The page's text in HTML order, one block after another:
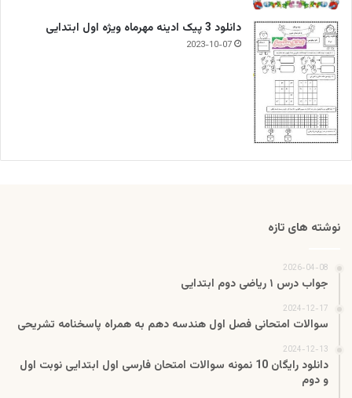
دانلود 3 پیک ادینه مهرماه ویژه اول ابتدایی
2023-10-07
نوشته های تازه
2026-04-08
جواب درس ۱ ریاضی دوم ابتدایی
2024-12-17
سوالات امتحانی فصل اول هندسه دهم به همراه پاسخنامه تشریحی
2024-12-13
دانلود رایگان 10 نمونه سوالات امتحان فارسی اول ابتدایی نوبت اول
و دوم